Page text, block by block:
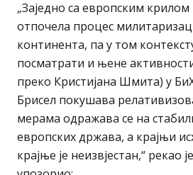
„Заједно са европским
отпочела процес
континента, па у том
посматрати и њене
преко Кристијана Шмита) у
Брисел покушава
мерама одражава се на
европских држава, а крајњи
крајње је неизвјестан,“ рекао